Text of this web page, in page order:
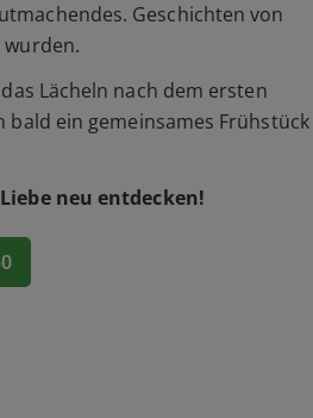
Geschichten von
wurden.
Lächeln nach dem ersten
bald ein gemeinsames Frühstück
neu entdecken!